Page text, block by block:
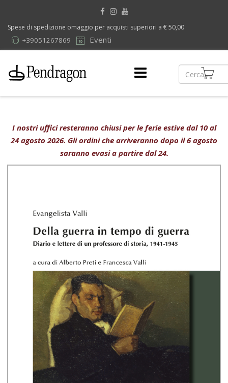
Spese di spedizione omaggio per acquisti superiori a € 50,00
Eventi
+39051267869
I nostri uffici resteranno chiusi per le ferie estive dal 10 al
24 agosto 2026. Gli ordini che arriveranno dopo il 6 agosto
saranno evasi a partire dal 24.